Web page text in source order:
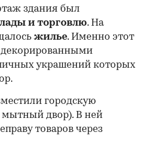
здания был
и торговлю. На
жилье. Именно этот
декорированными
украшений которых
городскую
двор). В ней
товаров через